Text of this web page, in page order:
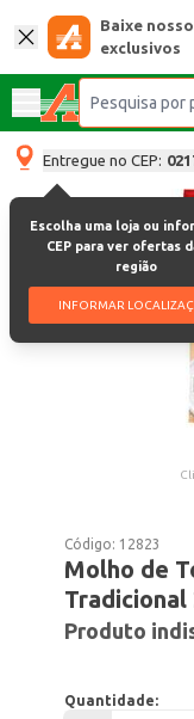
Baixe
exclusivos
Entregue no CEP:
Escolha uma loja ou
CEP para ver ofertas
região
INFORMAR
Código: 12823
Molho de
Tradicional
Produto
Quantidade: